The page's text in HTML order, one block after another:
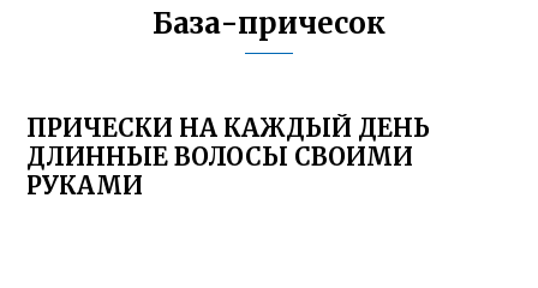
База-причесок
ПРИЧЕСКИ НА КАЖДЫЙ ДЕНЬ
ДЛИННЫЕ ВОЛОСЫ СВОИМИ
РУКАМИ